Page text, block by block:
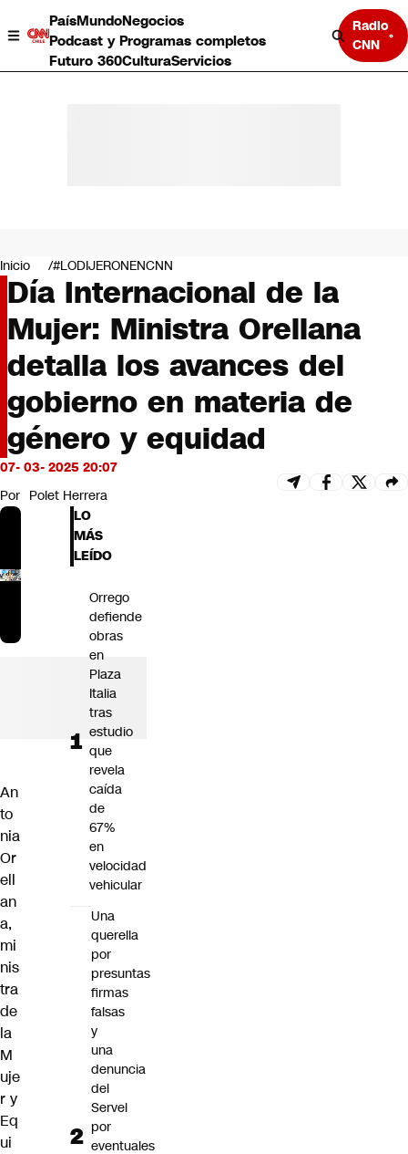
PaísMundoNegocios
Podcast y Programas completos
Futuro 360CulturaServicios
Radio
CNN
Negocios
Deportes
Programas completos
Cultura
Servicios
Bits
CNN tiempo
Futuro 360
Opinión
Inicio #LODIJERONENCNN
Día Internacional de la
Mujer: Ministra Orellana
detalla los avances del
gobierno en materia de
género y equidad
07- 03- 2025 20:07
Por Polet Herrera
An
to
nia
Or
ell
an
a,
mi
nis
tra
de
la
M
uje
r y
Eq
ui
LO
MÁS
LEÍDO
Orrego
defiende
obras
en
Plaza
Italia
tras
estudio
que
revela
caída
de
67%
en
velocidad
vehicular
Una
querella
por
presuntas
firmas
falsas
y
una
denuncia
del
Servel
por
eventuales